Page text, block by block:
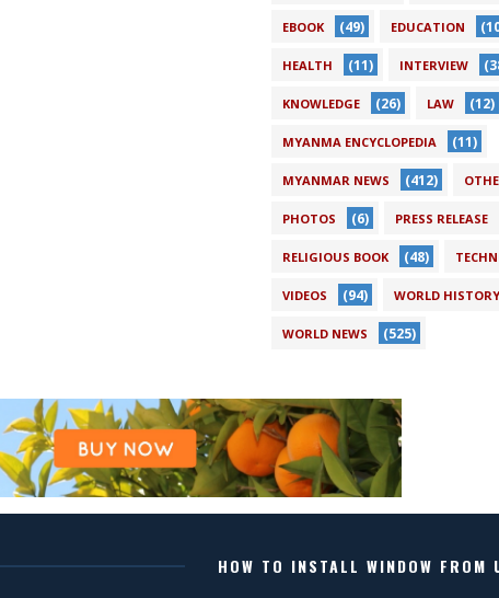
EBOOK (49) EDUCATION
HEALTH (11) INTERVIEW
KNOWLEDGE (26) LAW (12)
MYANMA ENCYCLOPEDIA (11)
MYANMAR NEWS (412)
PHOTOS (6) PRESS RELEASE
RELIGIOUS BOOK (48)
VIDEOS (94) WORLD HISTORY
WORLD NEWS (525)
HOW TO INSTALL WINDOW FROM